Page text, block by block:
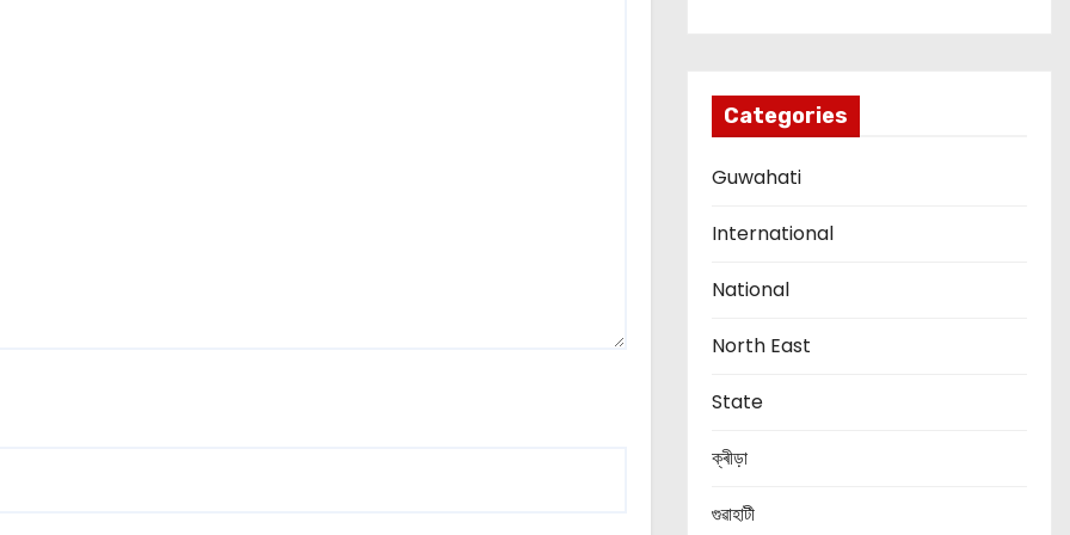
Categories
Guwahati
International
National
North East
State
ক্ৰীড়া
গুৱাহাটী